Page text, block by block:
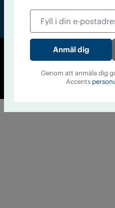
© Tidningen
Cookiepolicy
Genom att anmäla dig
Accents